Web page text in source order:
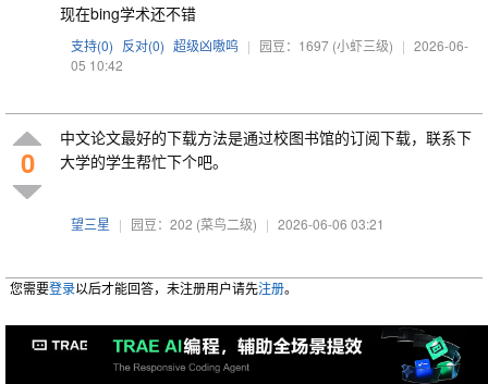
现在bing学术还不错
支持(0) 反对(0) 超级凶嗷呜 | 园豆：1697 (小虾三级) | 2026-06-
05 10:42
0
中文论文最好的下载方法是通过校图书馆的订阅下载，联系下
大学的学生帮忙下个吧。
望三星 | 园豆：202 (菜鸟二级) | 2026-06-06 03:21
您需要登录以后才能回答，未注册用户请先注册。